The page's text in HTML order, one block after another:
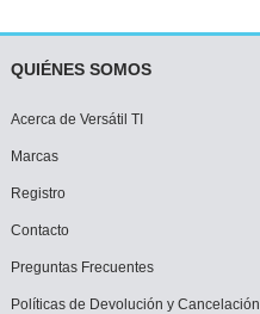
QUIÉNES SOMOS
Acerca de Versátil TI
Marcas
Registro
Contacto
Preguntas Frecuentes
Políticas de Devolución y Cancelación